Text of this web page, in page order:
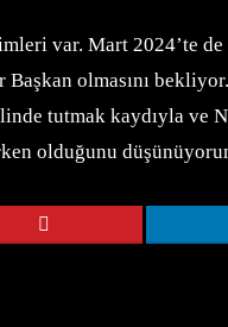
var. Mart
olmasını
tutmak kaydıyla ve
olduğunu